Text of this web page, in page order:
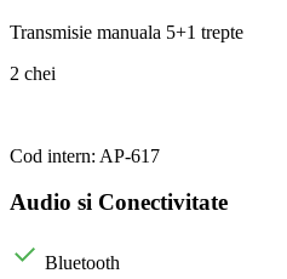
Transmisie manuala 5+1 trepte
2 chei
Cod intern: AP-617
Audio si Conectivitate
Bluetooth